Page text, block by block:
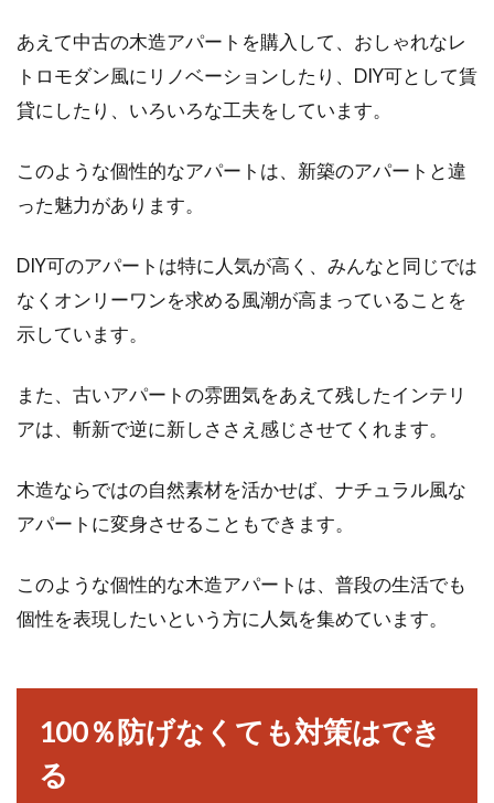
あえて中古の木造アパートを購入して、おしゃれなレ
トロモダン風にリノベーションしたり、DIY可として賃
貸にしたり、いろいろな工夫をしています。
このような個性的なアパートは、新築のアパートと違
った魅力があります。
DIY可のアパートは特に人気が高く、みんなと同じでは
なくオンリーワンを求める風潮が高まっていることを
示しています。
また、古いアパートの雰囲気をあえて残したインテリ
アは、斬新で逆に新しささえ感じさせてくれます。
木造ならではの自然素材を活かせば、ナチュラル風な
アパートに変身させることもできます。
このような個性的な木造アパートは、普段の生活でも
個性を表現したいという方に人気を集めています。
100％防げなくても対策はでき
る